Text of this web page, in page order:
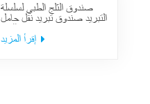
صندوق الثلج الطبي لسلسلة
التبريد صندوق تبريد نقل حامل
اللقاح
إقرأ المزيد